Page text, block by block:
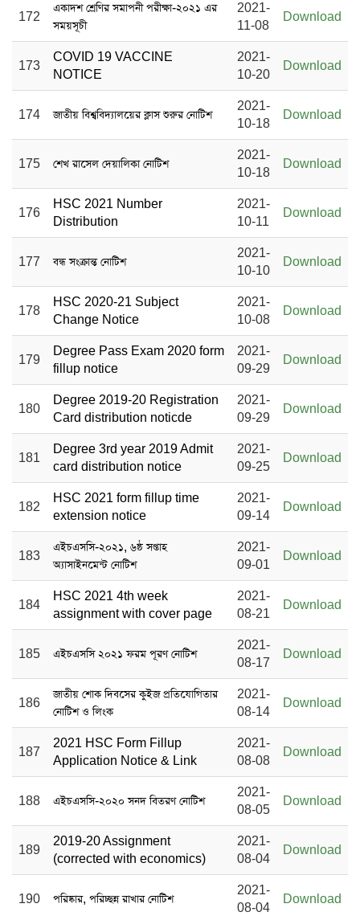
172
একাদশ শ্রেণির সমাপনী পরীক্ষা-২০২১ এর
সময়সূচী
2021-
11-08
Download
173
COVID 19 VACCINE
NOTICE
2021-
10-20
Download
174 জাতীয় বিশ্ববিদ্যালয়ের ক্লাস শুরুর নোটিশ
2021-
10-18
Download
175 শেখ রাসেল দেয়ালিকা নোটিশ
2021-
10-18
Download
176
HSC 2021 Number
Distribution
2021-
10-11
Download
177 বন্ধ সংক্রান্ত নোটিশ
2021-
10-10
Download
178
HSC 2020-21 Subject
Change Notice
2021-
10-08
Download
179
Degree Pass Exam 2020 form
fillup notice
2021-
09-29
Download
180
Degree 2019-20 Registration
Card distribution noticde
2021-
09-29
Download
181
Degree 3rd year 2019 Admit
card distribution notice
2021-
09-25
Download
182
HSC 2021 form fillup time
extension notice
2021-
09-14
Download
183
এইচএসসি-২০২১, ৬ষ্ঠ সপ্তাহ
অ্যাসাইনমেন্ট নোটিশ
2021-
09-01
Download
184
HSC 2021 4th week
assignment with cover page
2021-
08-21
Download
185 এইচএসসি ২০২১ ফরম পূরণ নোটিশ
2021-
08-17
Download
186
জাতীয় শোক দিবসের কুইজ প্রতিযোগিতার
নোটিশ ও লিংক
2021-
08-14
Download
187
2021 HSC Form Fillup
Application Notice & Link
2021-
08-08
Download
188 এইচএসসি-২০২০ সনদ বিতরণ নোটিশ
2021-
08-05
Download
189
2019-20 Assignment
(corrected with economics)
2021-
08-04
Download
190 পরিষ্কার, পরিচ্ছন্ন রাখার নোটিশ
2021-
08-04
Download